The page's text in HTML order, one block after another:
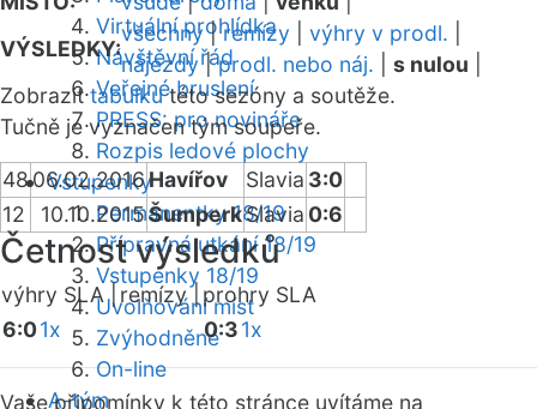
Virtuální prohlídka
Návštěvní řád
Veřejné bruslení
PRESS: pro novináře
Rozpis ledové plochy
Vstupenky
Permanentky 18/19
Přípravná utkání 18/19
Vstupenky 18/19
Uvolňování míst
Zvýhodněné
On-line
A-tým
VÝSLEDKY:
všechny|remízy výhry v prodl.
nájezdy|prodl. nebo náj. s nulou
Zobrazittabulkutéto sezóny a soutěže.
Tučně je vyznačen tým soupeře.
4806.02.2016Havířov Slavia 3:0
12
10.10.2015ŠumperkSlavia 0:6
Četnost výsledků
výhry SLA | remízy | prohry SLA
6:01x 0:31x
Vaše připomínky k této stránce uvítáme na